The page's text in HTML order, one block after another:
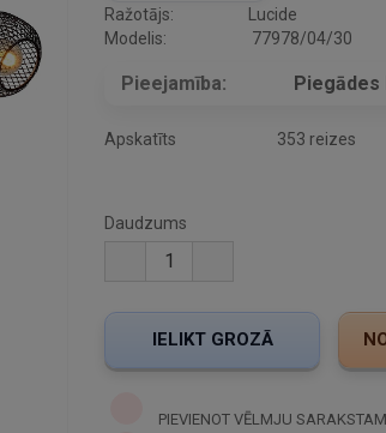
Ražotājs:
Lucide
Modelis:
77978/04/30
Pieejamība: Piegādes
Apskatīts 353 reizes
Daudzums
PIEVIENOT VĒLMJU SARAKSTAM